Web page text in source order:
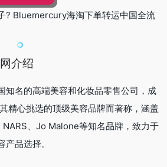
? Bluemercury海淘下单转运中国全流
介绍
名的高端美容和化妆品零售公司，成
精心挑选的顶级美容品牌而著称，涵盖
、Jo Malone等知名品牌，致力于
品选择。